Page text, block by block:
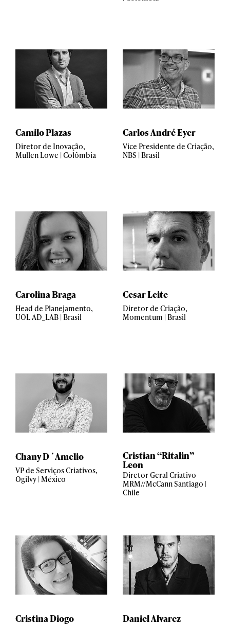
Camilo Plazas
Diretor de Inovação,
Mullen Lowe | Colômbia
Carlos André Eyer
Vice Presidente de Criação,
NBS | Brasil
Carolina Braga
Head de Planejamento,
UOL AD_LAB | Brasil
Cesar Leite
Diretor de Criação,
Momentum | Brasil
Chany D´Amelio
VP de Serviços Criativos,
Ogilvy | México
Cristian “Ritalin”
Leon
Diretor Geral Criativo
MRM//McCann Santiago |
Chile
Cristina Diogo Daniel Alvarez